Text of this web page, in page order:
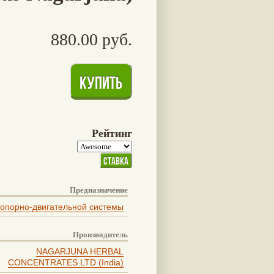
880.00 руб.
Рейтинг
Предназначение
двигательной системы
Производитель
NAGARJUNA HERBAL
CONCENTRATES LTD (India)